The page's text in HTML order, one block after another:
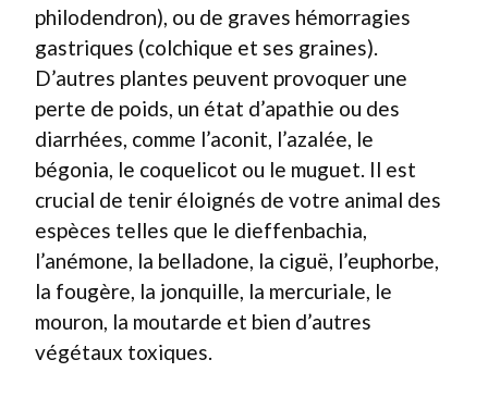
philodendron), ou de graves hémorragies
gastriques (colchique et ses graines).
D’autres plantes peuvent provoquer une
perte de poids, un état d’apathie ou des
diarrhées, comme l’aconit, l’azalée, le
bégonia, le coquelicot ou le muguet. Il est
crucial de tenir éloignés de votre animal des
espèces telles que le dieffenbachia,
l’anémone, la belladone, la ciguë, l’euphorbe,
la fougère, la jonquille, la mercuriale, le
mouron, la moutarde et bien d’autres
végétaux toxiques.